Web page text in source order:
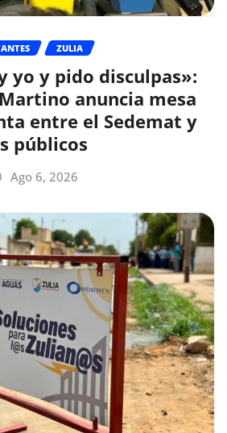
ZULIA
yo y pido disculpas»:
anuncia mesa
entre el Sedemat y
públicos
Ago 6, 2026